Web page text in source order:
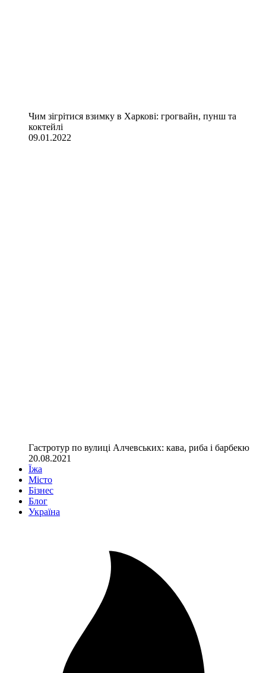
Чим зігрітися взимку в Харкові: грогвайн, пунш та
коктейлі
09.01.2022
Гастротур по вулиці Алчевських: кава, риба і барбекю
20.08.2021
Їжа
Місто
Бізнес
Блог
Україна